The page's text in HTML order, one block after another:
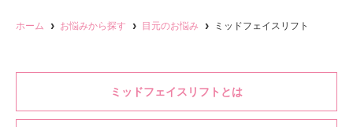
ホーム お悩みから探す 目元のお悩み ミッドフェイスリフト
ミッドフェイスリフトとは